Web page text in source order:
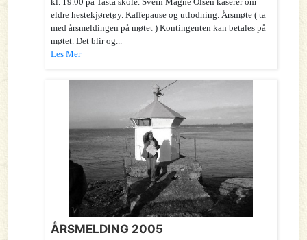
eldre hestekjøretøy. Kaffepause og utlodning. Årsmøte ( ta
med årsmeldingen på møtet ) Kontingenten kan betales på
møtet. Det blir og...
Les Mer
ÅRSMELDING 2005